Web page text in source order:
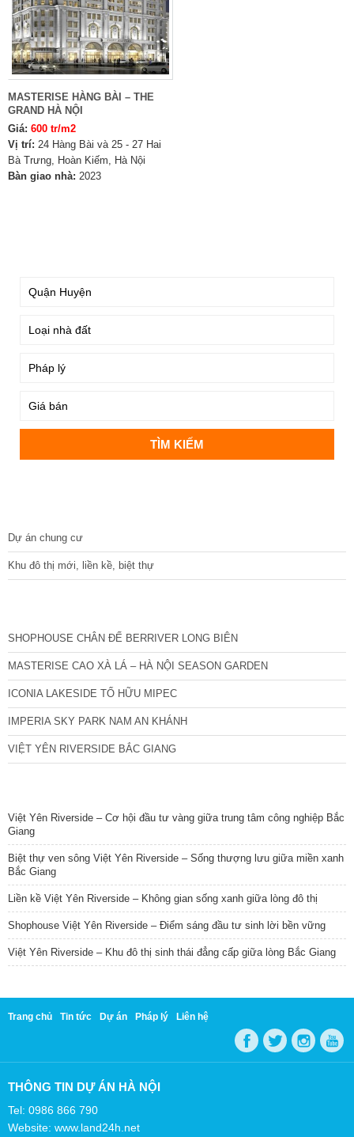
MASTERISE HÀNG BÀI – THE
GRAND HÀ NỘI
Giá: 600 tr/m2
Vị trí: 24 Hàng Bài và 25 - 27 Hai
Bà Trưng, Hoàn Kiếm, Hà Nội
Bàn giao nhà: 2023
Dự án chung cư
Khu đô thị mới, liền kề, biệt thự
SHOPHOUSE CHÂN ĐẾ BERRIVER LONG BIÊN
MASTERISE CAO XÀ LÁ – HÀ NỘI SEASON GARDEN
ICONIA LAKESIDE TỐ HỮU MIPEC
IMPERIA SKY PARK NAM AN KHÁNH
VIỆT YÊN RIVERSIDE BẮC GIANG
Việt Yên Riverside – Cơ hội đầu tư vàng giữa trung tâm công nghiệp Bắc
Giang
Biệt thự ven sông Việt Yên Riverside – Sống thượng lưu giữa miền xanh
Bắc Giang
Liền kề Việt Yên Riverside – Không gian sống xanh giữa lòng đô thị
Shophouse Việt Yên Riverside – Điểm sáng đầu tư sinh lời bền vững
Việt Yên Riverside – Khu đô thị sinh thái đẳng cấp giữa lòng Bắc Giang
Trang chủ Tin tức Dự án Pháp lý Liên hệ
THÔNG TIN DỰ ÁN HÀ NỘI
Tel: 0986 866 790
Website: www.land24h.net